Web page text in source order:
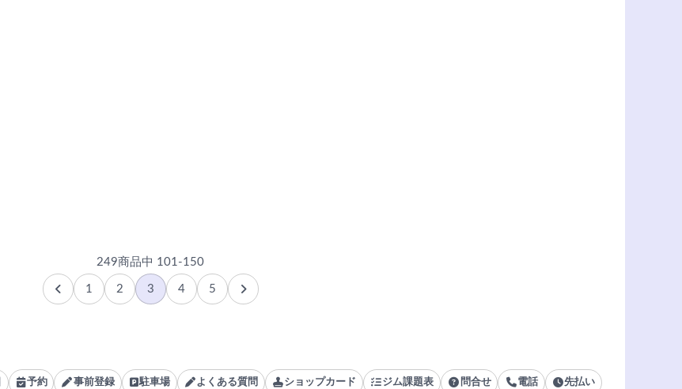
249商品中 101-150
1 2 3 4 5
予約 事前登録 駐車場 よくある質問 ショップカード ジム課題表 問合せ 電話 先払い